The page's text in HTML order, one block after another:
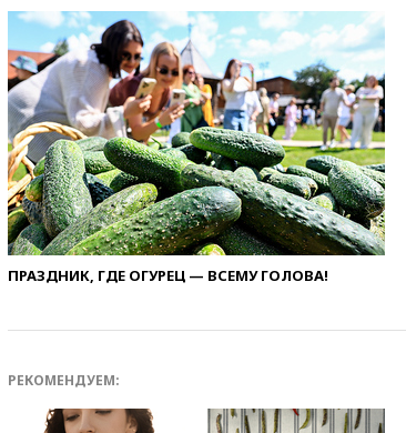
ПРАЗДНИК, ГДЕ ОГУРЕЦ — ВСЕМУ ГОЛОВА!
РЕКОМЕНДУЕМ: